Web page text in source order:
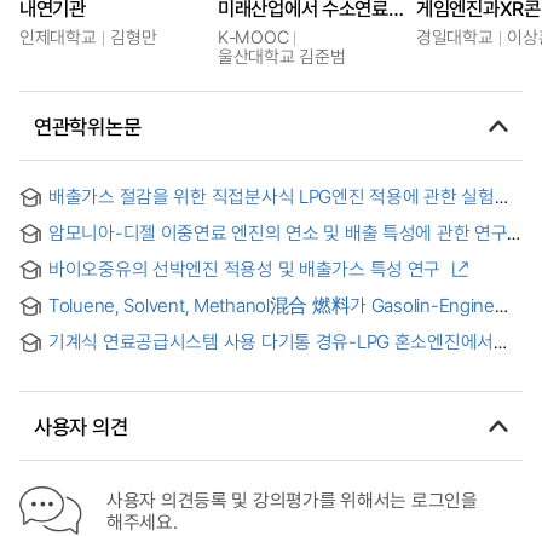
내연기관
인제대학교 김형만
미래산업에서 수소연료전지의 위상
K-MOOC
울산대학교 김준범
게임엔진과XR
경일대학교 이
연관학위논문
배출가스 절감을 위한 직접분사식 LPG엔진 적용에 관한 실험적
연구 = (An) Expermental Study on the Application of Direct
Injection LPG Engine for Reducing the Exhaust Gas
암모니아-디젤 이중연료 엔진의 연소 및 배출 특성에 관한 연구 :
실험 및 DNN 기반의 암모니아-디젤 이중연료 엔진 연구 = A
Study on the Combustion and Emission Characteristics of
an Ammonia-Diesel Dual-Fuel Engine
바이오중유의 선박엔진 적용성 및 배출가스 특성 연구
Toluene, Solvent, Methanol混合 燃料가 Gasolin-Engine의
性能 및 排出 Gas에 미치는 影響 = Effect on Performance
and Exhaust Gas of Gasoline Engine for Toluene-Solvent-
기계식 연료공급시스템 사용 다기통 경유-LPG 혼소엔진에서의
사용자 의견
사용자 의견등록 및 강의평가를 위해서는 로그인을
해주세요.